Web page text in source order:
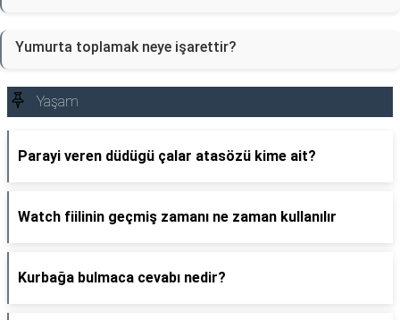
Yumurta toplamak neye işarettir?
Yaşam
Parayi veren düdügü çalar atasözü kime ait?
Watch fiilinin geçmiş zamanı ne zaman kullanılır
Kurbağa bulmaca cevabı nedir?